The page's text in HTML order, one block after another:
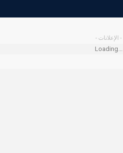
- الإعلانات -
Loading...